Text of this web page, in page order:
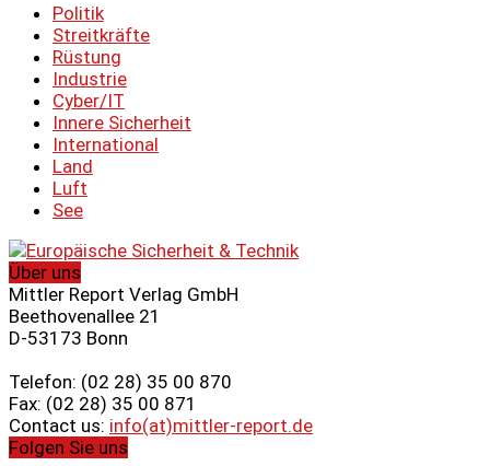
Politik
Streitkräfte
Rüstung
Industrie
Cyber/IT
Innere Sicherheit
International
Land
Luft
See
Über uns
Mittler Report Verlag GmbH
Beethovenallee 21
D-53173 Bonn
Telefon: (02 28) 35 00 870
Fax: (02 28) 35 00 871
Contact us: info(at)mittler-report.de
Folgen Sie uns